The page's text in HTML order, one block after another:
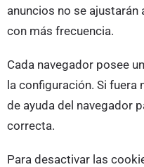
anuncios no se ajustarán
con más frecuencia.
Cada navegador posee
la configuración. Si
de ayuda del navegador
correcta.
Para desactivar las